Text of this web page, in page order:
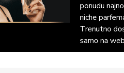
ponudu
niche
Trenutno
samo na